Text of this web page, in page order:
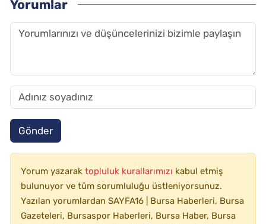
Yorumlar
Gönder
Yorum yazarak topluluk kurallarımızı kabul etmiş
bulunuyor ve tüm sorumluluğu üstleniyorsunuz.
Yazılan yorumlardan SAYFA16 | Bursa Haberleri, Bursa
Gazeteleri, Bursaspor Haberleri, Bursa Haber, Bursa